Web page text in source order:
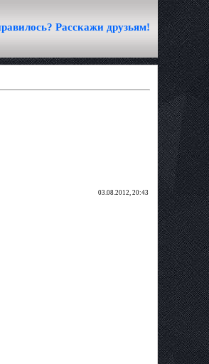
Расскажи друзьям!
03.08.2012, 20:43